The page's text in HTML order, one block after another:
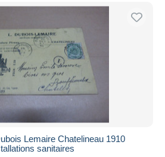
Lemaire Chatelineau 1910
sanitaires